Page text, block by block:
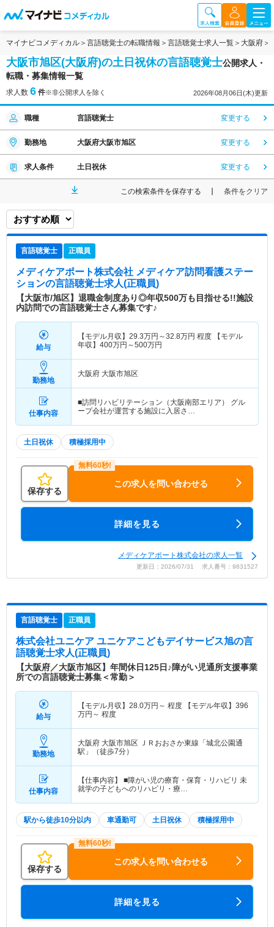
マイナビコメディカル 言語聴覚士の転職情報 言語聴覚士求人一覧 大阪府
大阪市旭区(大阪府)の土日祝休の言語聴覚士公開求人・
転職・募集情報一覧
求人数 6 件※非公開求人を除く 2026年08月06日(木)更新
職種 言語聴覚士 変更する
勤務地 大阪府大阪市旭区 変更する
求人条件 土日祝休 変更する
この検索条件を保存する 条件をクリア
言語聴覚士 正職員
メディケアポート株式会社 メディケア訪問看護ステー
ションの言語聴覚士求人(正職員)
【大阪市/旭区】退職金制度あり◎年収500万も目指せる!!施設
内訪問での言語聴覚士さん募集です♪
給与
【モデル月収】 29.3万円～32.8万円 程度 【モデル
年収】 400万円～500万円
勤務地
大阪府 大阪市旭区
仕事内容
■訪問リハビリテーション（大阪南部エリア） グル
ープ会社が運営する施設に入居さ…
土日祝休 積極採用中
保存する
この求人を問い合わせる
詳細を見る
メディケアポート株式会社の求人一覧
更新日：2026/07/31 求人番号：9831527
言語聴覚士 正職員
株式会社ユニケア ユニケアこどもデイサービス旭の言
語聴覚士求人(正職員)
【大阪府／大阪市旭区】年間休日125日♪障がい児通所支援事業
所での言語聴覚士募集＜常勤＞
給与
【モデル月収】 28.0万円～ 程度 【モデル年収】 396
万円～ 程度
勤務地
大阪府 大阪市旭区 ＪＲおおさか東線「城北公園通
駅」（徒歩7分）
仕事内容
【仕事内容】 ■障がい児の療育・保育・リハビリ 未
就学の子どもへのリハビリ・療…
駅から徒歩10分以内 車通勤可 土日祝休 積極採用中
保存する
この求人を問い合わせる
詳細を見る